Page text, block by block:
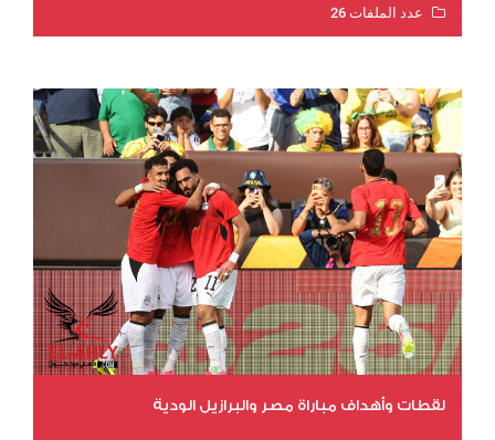
عدد الملفات 26
لقطات وأهداف مباراة مصر والبرازيل الودية